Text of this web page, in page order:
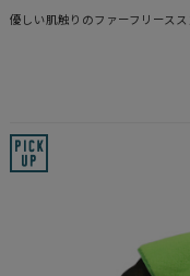
優しい肌触りのファーフリース